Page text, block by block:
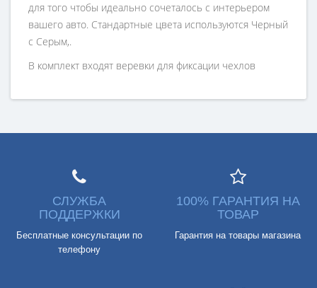
для того чтобы идеально сочеталось с интерьером
вашего авто. Стандартные цвета используются Черный
с Серым,.
В комплект входят веревки для фиксации чехлов
СЛУЖБА
ПОДДЕРЖКИ
Бесплатные консультации по
телефону
100% ГАРАНТИЯ НА
ТОВАР
Гарантия на товары магазина